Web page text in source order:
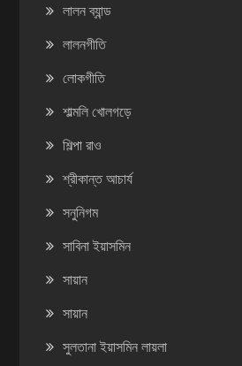
লালন ব্যান্ড
লালনগীতি
লোকগীতি
শাল্মলি খোলগড়ে
শিল্পা রাও
শ্রীকান্ত আচার্য
সনুনিগম
সাবিনা ইয়াসমিন
সায়ান
সায়ান
সুলতানা ইয়াসমিন লায়লা